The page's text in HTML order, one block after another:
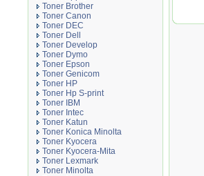
Toner Brother
Toner Canon
Toner DEC
Toner Dell
Toner Develop
Toner Dymo
Toner Epson
Toner Genicom
Toner HP
Toner Hp S-print
Toner IBM
Toner Intec
Toner Katun
Toner Konica Minolta
Toner Kyocera
Toner Kyocera-Mita
Toner Lexmark
Toner Minolta